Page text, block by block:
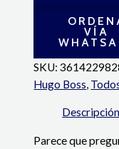
VÍA
SKU:
Hugo Boss,
Descripción
Parece que